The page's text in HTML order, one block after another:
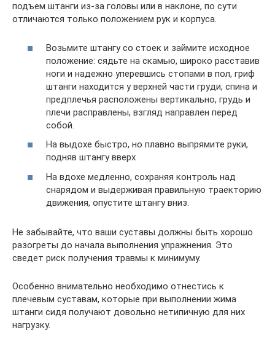
подъем штанги из-за головы или в наклоне, по сути
отличаются только положением рук и корпуса.
Возьмите штангу со стоек и займите исходное
положение: сядьте на скамью, широко расставив
ноги и надежно уперевшись стопами в пол, гриф
штанги находится у верхней части груди, спина и
предплечья расположены вертикально, грудь и
плечи расправлены, взгляд направлен перед
собой.
На выдохе быстро, но плавно выпрямите руки,
подняв штангу вверх
На вдохе медленно, сохраняя контроль над
снарядом и выдерживая правильную траекторию
движения, опустите штангу вниз.
Не забывайте, что ваши суставы должны быть хорошо
разогреты до начала выполнения упражнения. Это
сведет риск получения травмы к минимуму.
Особенно внимательно необходимо отнестись к
плечевым суставам, которые при выполнении жима
штанги сидя получают довольно нетипичную для них
нагрузку.